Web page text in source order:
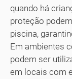
quando há
proteção
piscina,
Em ambientes
podem ser
em locais com